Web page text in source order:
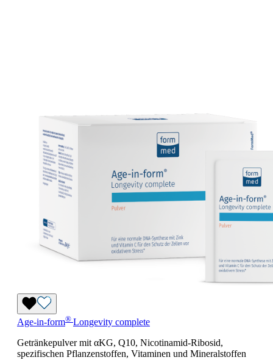
Age-in-form® Longevity complete
Getränkepulver mit αKG, Q10, Nicotinamid-Ribosid,
spezifischen Pflanzenstoffen, Vitaminen und Mineralstoffen